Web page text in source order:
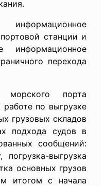
станции и
перехода
порта
по выгрузке
грузовых складов
подхода судов в
сообщений:
выгрузка
основных грузов
итогом с начала